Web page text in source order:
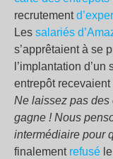
recrutement
Les salariés
s’apprêtaient à se
l’implantation
entrepôt recevaient
Ne laissez pas
gagne ! Nous
intermédiaire pour
finalement refusé